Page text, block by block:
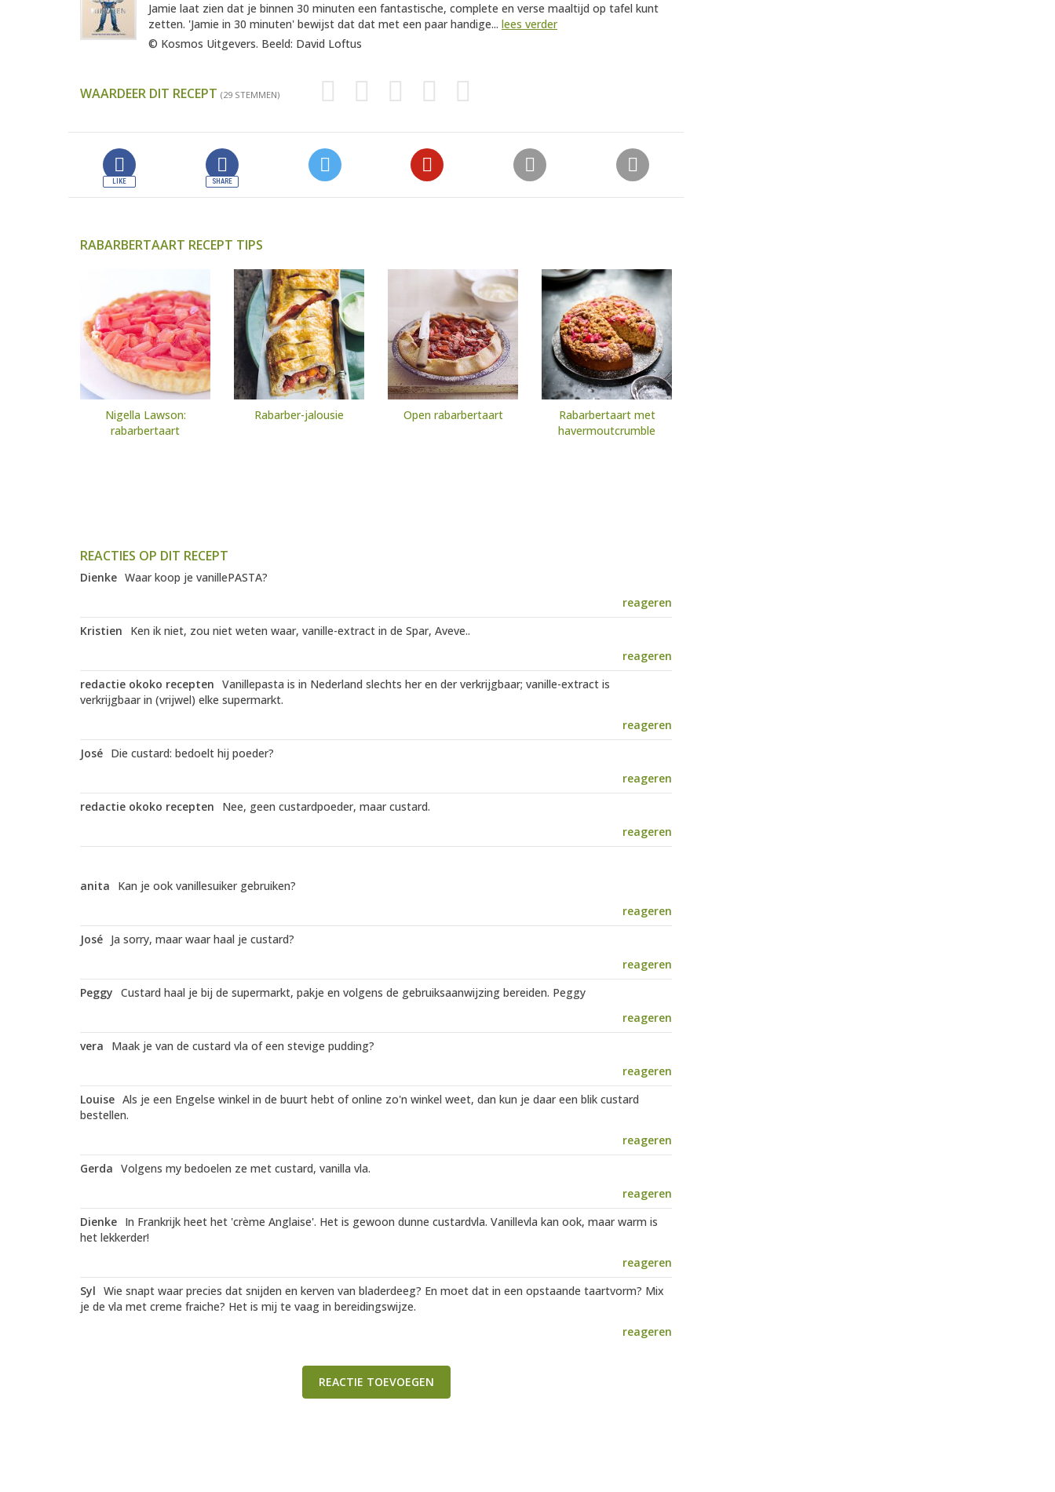
Jamie laat zien dat je binnen 30 minuten een fantastische, complete en verse maaltijd op tafel kunt
zetten. 'Jamie in 30 minuten' bewijst dat dat met een paar handige... lees verder
© Kosmos Uitgevers. Beeld: David Loftus
WAARDEER DIT RECEPT (29 STEMMEN)
RABARBERTAART RECEPT TIPS
Nigella Lawson:
rabarbertaart
Rabarber-jalousie Open rabarbertaart
Rabarbertaart met
havermoutcrumble
REACTIES OP DIT RECEPT
Dienke Waar koop je vanillePASTA?
reageren
Kristien
Ken ik niet, zou niet weten waar, vanille-extract in de Spar, Aveve..
reageren
redactie okoko recepten Vanillepasta is in Nederland slechts her en der verkrijgbaar; vanille-extract is
verkrijgbaar in (vrijwel) elke supermarkt.
reageren
José Die custard: bedoelt hij poeder?
reageren
redactie okoko recepten
Nee, geen custardpoeder, maar custard.
reageren
anita
Kan je ook vanillesuiker gebruiken?
reageren
José Ja sorry, maar waar haal je custard?
reageren
Peggy Custard haal je bij de supermarkt, pakje en volgens de gebruiksaanwijzing bereiden. Peggy
reageren
vera
Maak je van de custard vla of een stevige pudding?
reageren
Louise Als je een Engelse winkel in de buurt hebt of online zo'n winkel weet, dan kun je daar een blik custard
bestellen.
reageren
Gerda Volgens my bedoelen ze met custard, vanilla vla.
reageren
Dienke In Frankrijk heet het 'crème Anglaise'. Het is gewoon dunne custardvla. Vanillevla kan ook, maar warm is
het lekkerder!
reageren
Syl Wie snapt waar precies dat snijden en kerven van bladerdeeg? En moet dat in een opstaande taartvorm? Mix
je de vla met creme fraiche? Het is mij te vaag in bereidingswijze.
reageren
REACTIE TOEVOEGEN